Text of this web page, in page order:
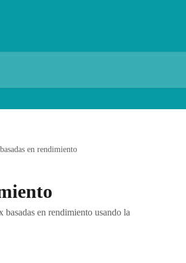
en rendimiento
en rendimiento usando la